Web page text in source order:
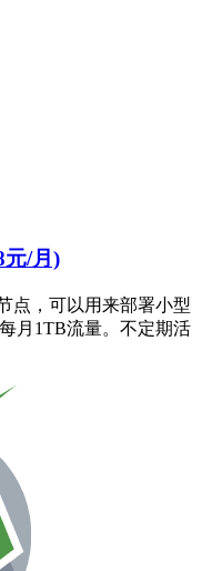
元/月)
点，可以用来部署小型
月1TB流量。不定期活